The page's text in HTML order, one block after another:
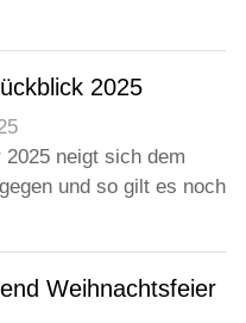
2025
2025 neigt sich dem
und so gilt es noch
Weihnachtsfeier